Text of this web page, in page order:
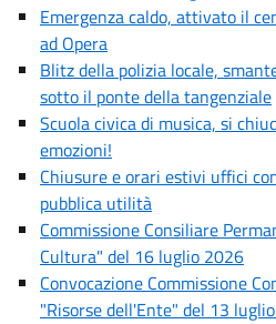
Emergenza caldo, attivato il
ad Opera
Blitz della polizia locale,
sotto il ponte della tangenziale
Scuola civica di musica, si
emozioni!
Chiusure e orari estivi uffici
pubblica utilità
Commissione Consiliare
Cultura" del 16 luglio 2026
Convocazione Commissione
"Risorse dell'Ente" del 13